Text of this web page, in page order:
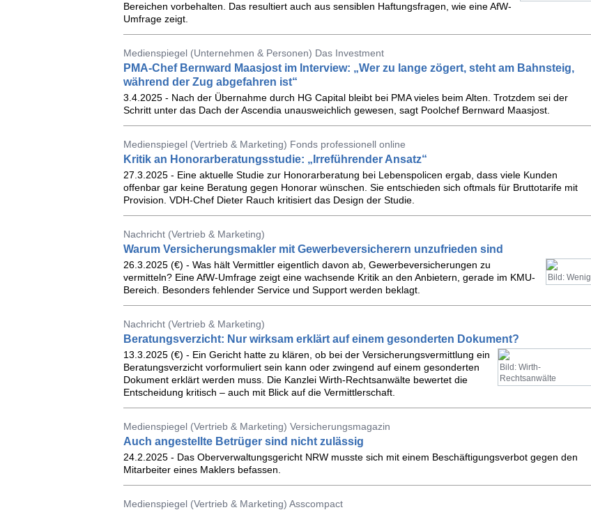
Bereichen vorbehalten. Das resultiert auch aus sensiblen Haftungsfragen, wie eine AfW-
Umfrage zeigt.
Medienspiegel (Unternehmen & Personen) Das Investment
PMA-Chef Bernward Maasjost im Interview: „Wer zu lange zögert, steht am Bahnsteig,
während der Zug abgefahren ist“
3.4.2025 - Nach der Übernahme durch HG Capital bleibt bei PMA vieles beim Alten. Trotzdem sei der
Schritt unter das Dach der Ascendia unausweichlich gewesen, sagt Poolchef Bernward Maasjost.
Medienspiegel (Vertrieb & Marketing) Fonds professionell online
Kritik an Honorarberatungsstudie: „Irreführender Ansatz“
27.3.2025 - Eine aktuelle Studie zur Honorarberatung bei Lebenspolicen ergab, dass viele Kunden
offenbar gar keine Beratung gegen Honorar wünschen. Sie entschieden sich oftmals für Bruttotarife mit
Provision. VDH-Chef Dieter Rauch kritisiert das Design der Studie.
Nachricht (Vertrieb & Marketing)
Warum Versicherungsmakler mit Gewerbeversicherern unzufrieden sind
Bild: Wenig
26.3.2025 (€) - Was hält Vermittler eigentlich davon ab, Gewerbeversicherungen zu
vermitteln? Eine AfW-Umfrage zeigt eine wachsende Kritik an den Anbietern, gerade im KMU-
Bereich. Besonders fehlender Service und Support werden beklagt.
Nachricht (Vertrieb & Marketing)
Beratungsverzicht: Nur wirksam erklärt auf einem gesonderten Dokument?
Bild: Wirth-
Rechtsanwälte
13.3.2025 (€) - Ein Gericht hatte zu klären, ob bei der Versicherungsvermittlung ein
Beratungsverzicht vorformuliert sein kann oder zwingend auf einem gesonderten
Dokument erklärt werden muss. Die Kanzlei Wirth-Rechtsanwälte bewertet die
Entscheidung kritisch – auch mit Blick auf die Vermittlerschaft.
Medienspiegel (Vertrieb & Marketing) Versicherungsmagazin
Auch angestellte Betrüger sind nicht zulässig
24.2.2025 - Das Oberverwaltungsgericht NRW musste sich mit einem Beschäftigungsverbot gegen den
Mitarbeiter eines Maklers befassen.
Medienspiegel (Vertrieb & Marketing) Asscompact